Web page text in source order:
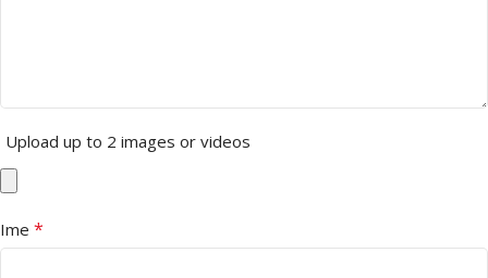
Upload up to 2 images or videos
Ime *